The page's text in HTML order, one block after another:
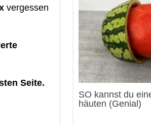
vergessen
Seite.
SO kannst du
häuten (Genial)